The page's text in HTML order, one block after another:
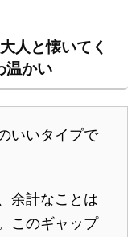
人と懐いてく
温かい
いいタイプで
余計なことは
このギャップ